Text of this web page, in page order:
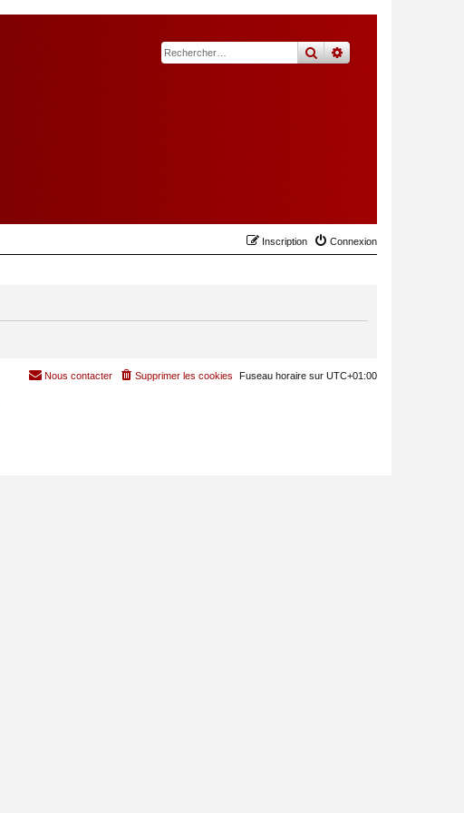
rechercher
recherche
Connexion
Inscription
Fuseau horaire sur UTC+01:00
Supprimer les cookies
Nous contacter